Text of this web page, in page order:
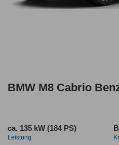
BMW M8 Cabrio
ca. 135 kW (184 PS)
Leistung